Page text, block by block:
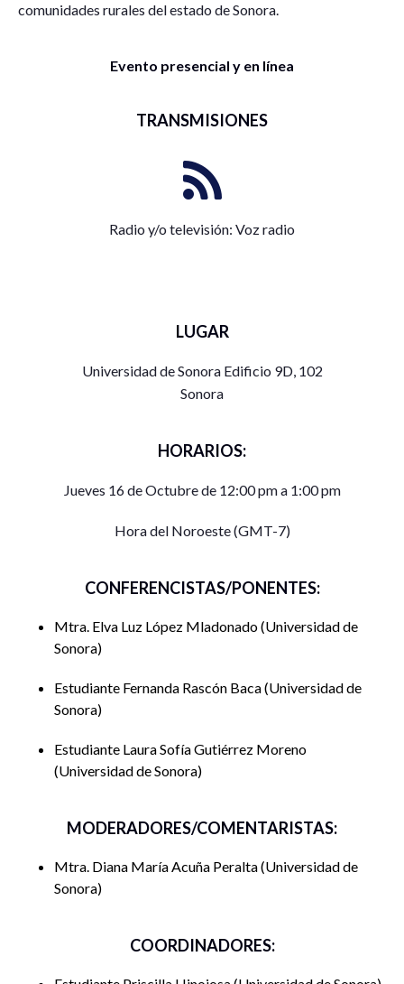
comunidades rurales del estado de Sonora.
Evento presencial y en línea
TRANSMISIONES
Radio y/o televisión: Voz radio
LUGAR
Universidad de Sonora Edificio 9D, 102
Sonora
HORARIOS:
Jueves 16 de Octubre de 12:00 pm a 1:00 pm
Hora del Noroeste (GMT-7)
CONFERENCISTAS/PONENTES:
Mtra. Elva Luz López Mladonado Universidad de
Sonora
Estudiante Fernanda Rascón Baca Universidad de
Sonora
Estudiante Laura Sofía Gutiérrez Moreno
Universidad de Sonora
MODERADORES/COMENTARISTAS:
Mtra. Diana María Acuña Peralta Universidad de
Sonora
COORDINADORES: